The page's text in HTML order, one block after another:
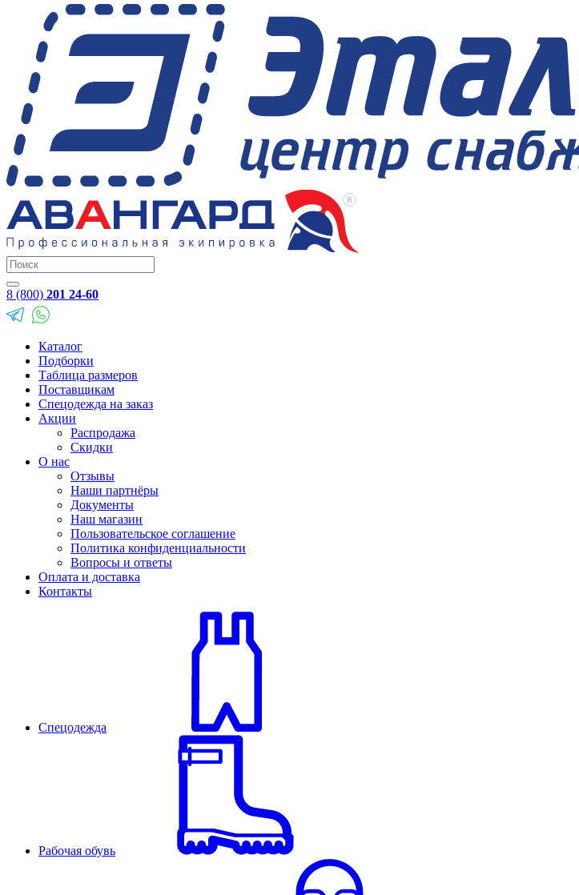
8 (800) 201 24-60
Каталог
Подборки
Таблица размеров
Поставщикам
Спецодежда на заказ
Акции
Распродажа
Скидки
О нас
Отзывы
Наши партнёры
Документы
Наш магазин
Пользовательское соглашение
Политика конфиденциальности
Вопросы и ответы
Оплата и доставка
Контакты
Спецодежда
Рабочая обувь